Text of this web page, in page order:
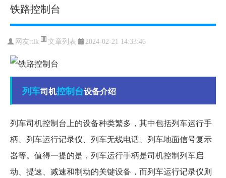
铁路控制台
网友:tlk 文章列表 2024-02-21 14:33:46
列车司机控制台设备介绍
列车司机控制台上的设备种类繁多，其中包括列车运行手
柄、列车运行记录仪、列车无线电话、列车地面信号复示
器等。值得一提的是，列车运行手柄是司机控制列车启
动、提速、减速和制动的关键设备，而列车运行记录仪则